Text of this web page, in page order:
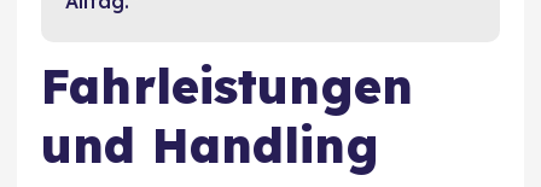
Fahrleistungen
und Handling